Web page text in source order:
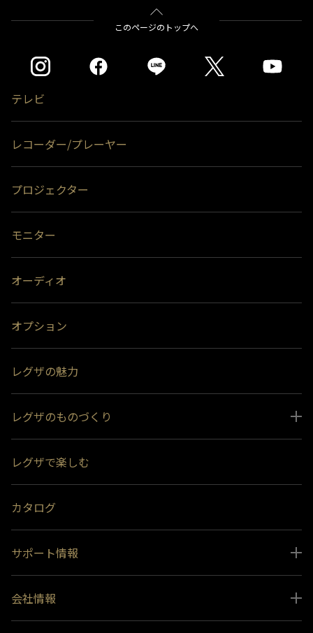
＊1) USBハードディスクを使用する際は登録が必要です。新たに登録すると
ハードディスクに保存されている内容はすべて消去されます。
要です。
背面には取り付けできません。
をクリックすると別ウインドウが開きます。
このページのトップへ
テレビ
レコーダー/プレーヤー
プロジェクター
モニター
オーディオ
オプション
レグザの魅力
レグザのものづくり
受賞履歴
おすすめ番組
レグザで楽しむ
カタログ
サポート情報
インフォメーション 一覧
会社情報